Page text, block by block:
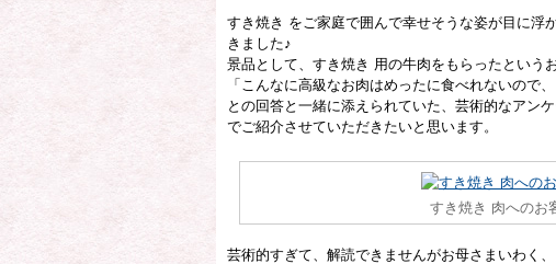
すき焼き をご家庭で囲んで幸せそうな姿が目に浮
きました♪
景品として、すき焼き 用の牛肉をもらったという
「こんなに高級なお肉はめったに食べれないので
との回答と一緒に添えられていた、芸術的なアン
でご紹介させていただきたいと思います。
すき焼き 肉へのお
芸術的すぎて、解読できませんがお母さまいわく